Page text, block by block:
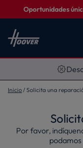
Oportunidades
Inicio Solicita una
Por favor,